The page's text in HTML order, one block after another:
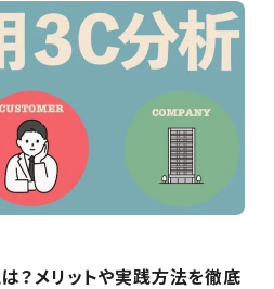
？メリットや実践方法を徹底